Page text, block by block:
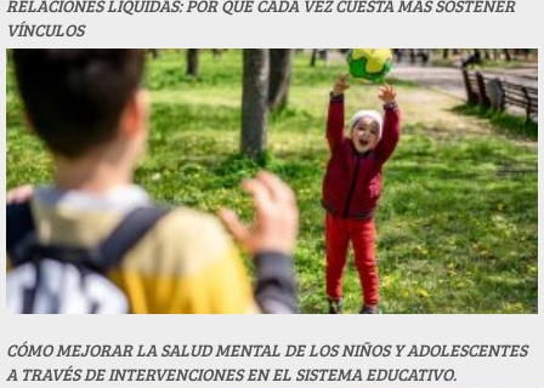
RELACIONES LÍQUIDAS: POR QUÉ CADA VEZ CUESTA MÁS SOSTENER
VÍNCULOS
CÓMO MEJORAR LA SALUD MENTAL DE LOS NIÑOS Y ADOLESCENTES
A TRAVÉS DE INTERVENCIONES EN EL SISTEMA EDUCATIVO.